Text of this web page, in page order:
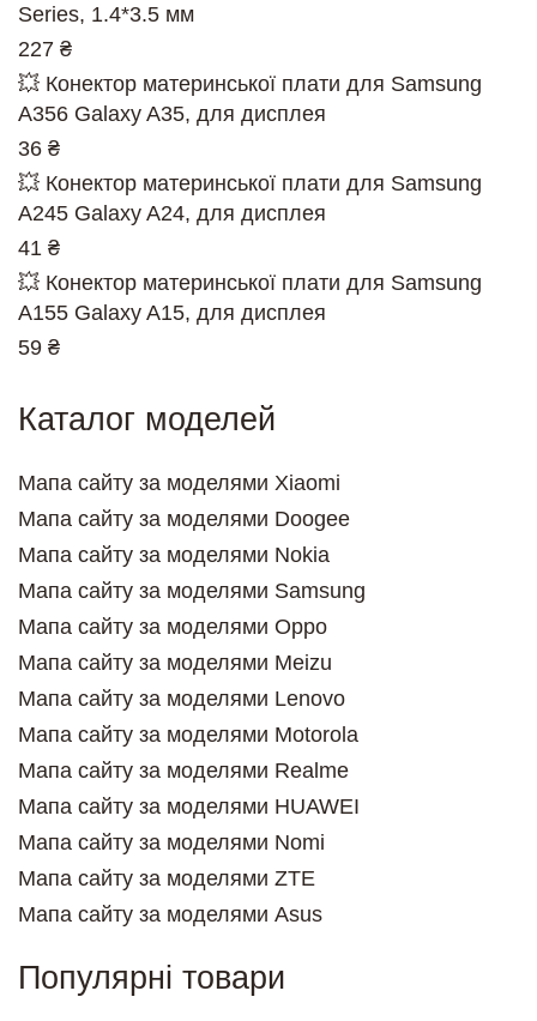
Series, 1.4*3.5 мм
227 ₴
💥 Конектор материнської плати для Samsung
A356 Galaxy A35, для дисплея
36 ₴
💥 Конектор материнської плати для Samsung
A245 Galaxy A24, для дисплея
41 ₴
💥 Конектор материнської плати для Samsung
A155 Galaxy A15, для дисплея
59 ₴
Каталог моделей
Мапа сайту за моделями Xiaomi
Мапа сайту за моделями Doogee
Мапа сайту за моделями Nokia
Мапа сайту за моделями Samsung
Мапа сайту за моделями Oppo
Мапа сайту за моделями Meizu
Мапа сайту за моделями Lenovo
Мапа сайту за моделями Motorola
Мапа сайту за моделями Realme
Мапа сайту за моделями HUAWEI
Мапа сайту за моделями Nomi
Мапа сайту за моделями ZTE
Мапа сайту за моделями Asus
Популярні товари